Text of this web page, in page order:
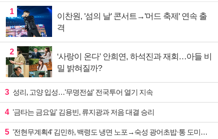
1
이찬원, '섬의 날' 콘서트→'머드 축제' 연속 출
격
2
‘사랑이 온다’ 안희연, 하석진과 재회…아들 비
밀 밝혀질까?
3 성리, 고양 입성…'무명전설' 전국투어 열기 지속
4 '금타는 금요일' 김용빈, 류지광과 저음 대결 승리
5 '전현무계획4' 김민하, 백령도 냉면 노포→숙성 광어초밥·통 도미찜 맛집 탐방